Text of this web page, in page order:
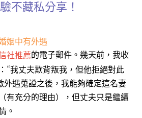
不藏私分享！
姻中有外遇
社推薦的電子郵件。幾天前，我收
“我丈夫欺背叛我，但他拒絕對此
外遇蒐證之後，我能夠確定這名妻
有充分的理由），但丈夫只是繼續
。